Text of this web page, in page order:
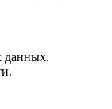
данных.